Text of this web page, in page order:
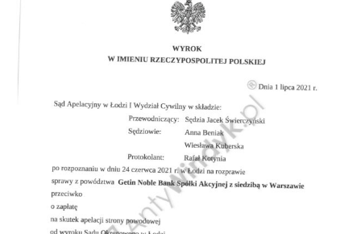
Doradztwo & konsulting Doradztwo & konsulting